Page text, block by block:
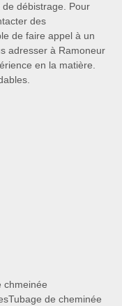
débistrage. Pour
des
de faire appel à un
adresser à Ramoneur
en la matière.
chmeinée
Tubage de cheminée